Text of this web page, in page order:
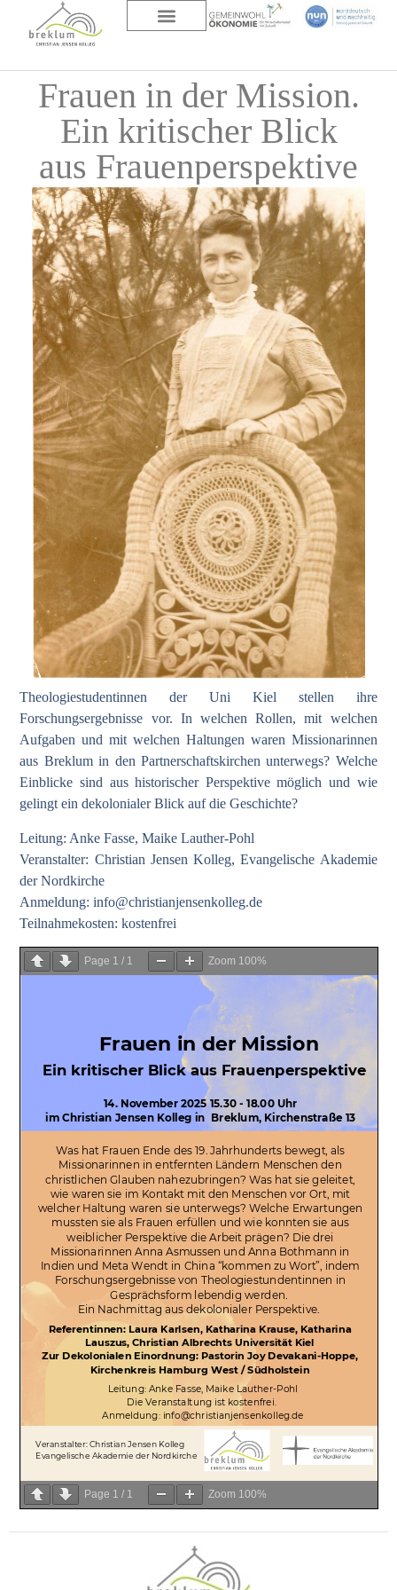
Frauen in der Mission.
Ein kritischer Blick
aus Frauenperspektive
Theologiestudentinnen der Uni Kiel stellen ihre
Forschungsergebnisse vor. In welchen Rollen, mit welchen
Aufgaben und mit welchen Haltungen waren Missionarinnen
aus Breklum in den Partnerschaftskirchen unterwegs? Welche
Einblicke sind aus historischer Perspektive möglich und wie
gelingt ein dekolonialer Blick auf die Geschichte?
Leitung: Anke Fasse, Maike Lauther-Pohl
Veranstalter: Christian Jensen Kolleg, Evangelische Akademie
der Nordkirche
Anmeldung:info@christianjensenkolleg.de
Teilnahmekosten: kostenfrei
Page 1 / 1 Zoom 100%
Page 1 / 1 Zoom 100%